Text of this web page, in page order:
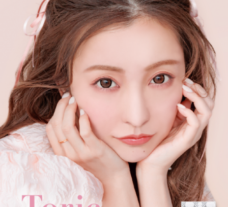
トキャンディーマジック トーリック）も新登場しました。
常に最旬の「盛れる」と「お客様のニーズ」をキャッチし、進化
し続けるブランドです。